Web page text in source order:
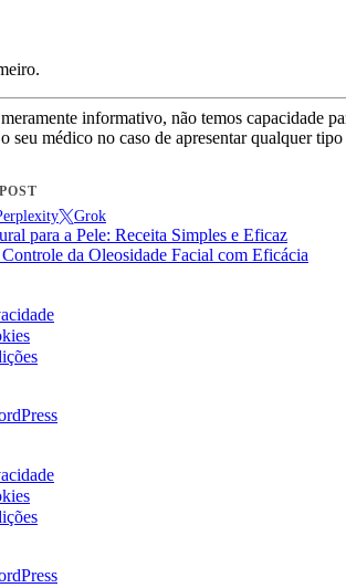
informativo, não temos capacidade
seu médico no caso de apresentar qualquer
Grok
para a Pele: Receita Simples e Eficaz
da Oleosidade Facial com Eficácia